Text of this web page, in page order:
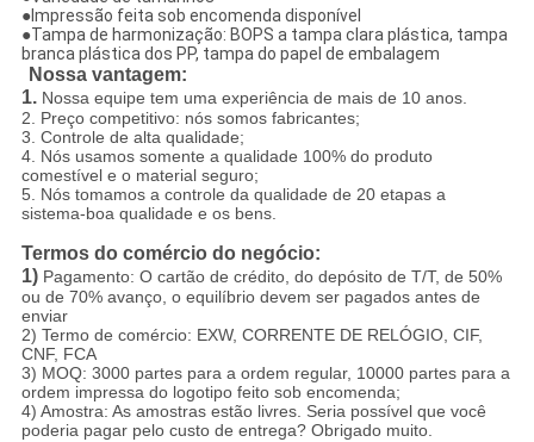
●Impressão feita sob encomenda disponível
●Tampa de harmonização: BOPS a tampa clara plástica, tampa
branca plástica dos PP, tampa do papel de embalagem
Nossa vantagem:
1. Nossa equipe tem uma experiência de mais de 10 anos.
2. Preço competitivo: nós somos fabricantes;
3. Controle de alta qualidade;
4. Nós usamos somente a qualidade 100% do produto
comestível e o material seguro;
5. Nós tomamos a controle da qualidade de 20 etapas a
sistema-boa qualidade e os bens.
Termos do comércio do negócio:
1) Pagamento: O cartão de crédito, do depósito de T/T, de 50%
ou de 70% avanço, o equilíbrio devem ser pagados antes de
enviar
2) Termo de comércio: EXW, CORRENTE DE RELÓGIO, CIF,
CNF, FCA
3) MOQ: 3000 partes para a ordem regular, 10000 partes para a
ordem impressa do logotipo feito sob encomenda;
4) Amostra: As amostras estão livres. Seria possível que você
poderia pagar pelo custo de entrega? Obrigado muito.